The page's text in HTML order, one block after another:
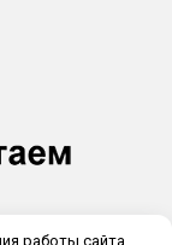
работы сайта